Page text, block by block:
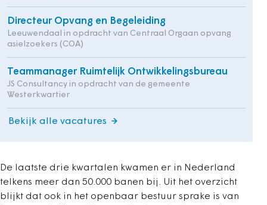
Directeur Opvang en Begeleiding
Leeuwendaal in opdracht van Centraal Orgaan opvang
asielzoekers (COA)
Teammanager Ruimtelijk Ontwikkelingsbureau
JS Consultancy in opdracht van de gemeente
Westerkwartier
Bekijk alle vacatures
De laatste drie kwartalen kwamen er in Nederland
telkens meer dan 50.000 banen bij. Uit het overzicht
blijkt dat ook in het openbaar bestuur sprake is van